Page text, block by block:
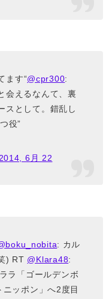
ます“@cpr300:
会えるなんて、裏
スとして。錯乱し
役”
6月 22
: カル
) RT @Klara48:
ラ「ゴールデンボ
ッポン」へ2度目